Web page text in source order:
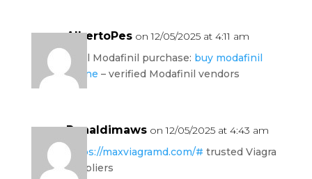
AlbertoPes on 12/05/2025 at 4:11 am
legal Modafinil purchase: buy modafinil
online – verified Modafinil vendors
Ronaldimaws on 12/05/2025 at 4:43 am
https://maxviagramd.com/# trusted Viagra
suppliers